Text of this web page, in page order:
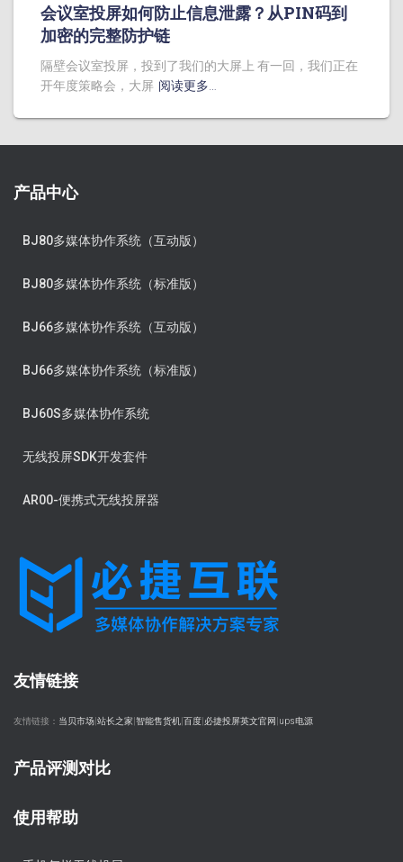
会议室投屏如何防止信息泄露？从PIN码到
加密的完整防护链
隔壁会议室投屏，投到了我们的大屏上 有一回，我们正在
开年度策略会，大屏 阅读更多…
产品中心
BJ80多媒体协作系统（互动版）
BJ80多媒体协作系统（标准版）
BJ66多媒体协作系统（互动版）
BJ66多媒体协作系统（标准版）
BJ60S多媒体协作系统
无线投屏SDK开发套件
AR00-便携式无线投屏器
友情链接
友情链接： 当贝市场 站长之家 智能售货机 百度 必捷投屏英文官网 ups电源
产品评测对比
使用帮助